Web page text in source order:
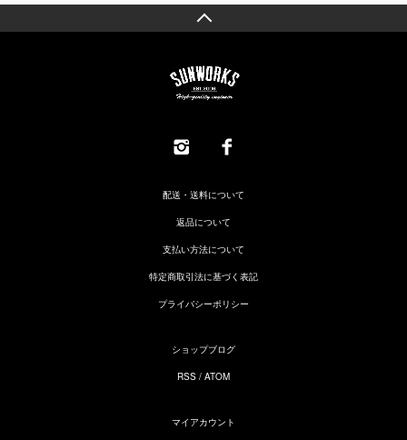
配送・送料について
返品について
支払い方法について
特定商取引法に基づく表記
プライバシーポリシー
ショップブログ
RSS / ATOM
マイアカウント